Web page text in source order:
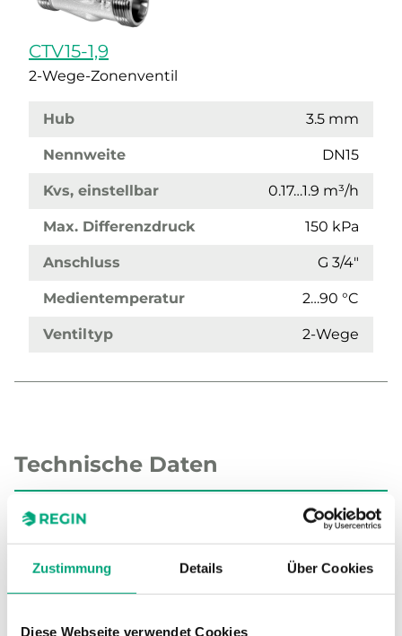
Zustimmung Details Über Cookies
Diese Webseite verwendet Cookies
CTV15-1,9
2-Wege-Zonenventil
Hub 3.5 mm
Nennweite DN15
Kvs, einstellbar 0.17…1.9 m³/h
Max. Differenzdruck 150 kPa
Anschluss G 3/4"
Medientemperatur 2…90 °C
Ventiltyp 2-Wege
Technische Daten
Technische Daten für CTV – 2-Wege-
Zonenventil, DN10-20, einstellbarer Kvs,
Messing verchromt, Hub 3,5 mm